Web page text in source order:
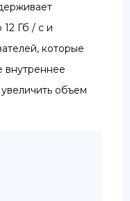
Гб / с и
которые
внутреннее
объем